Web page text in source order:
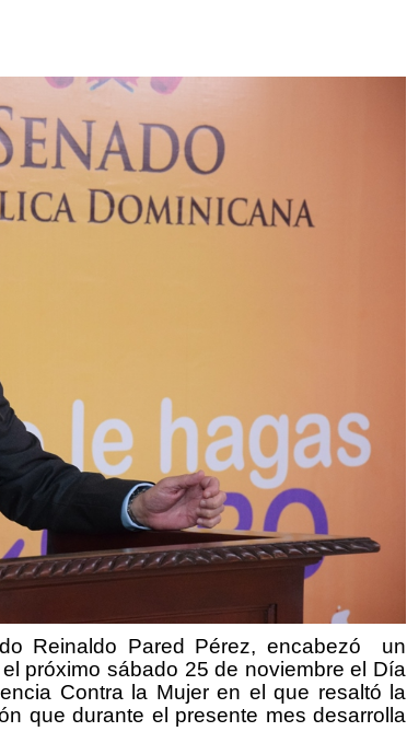
Reinaldo Pared Pérez, encabezó un
próximo sábado 25 de noviembre el Día
Contra la Mujer en el que resaltó la
que durante el presente mes desarrolla